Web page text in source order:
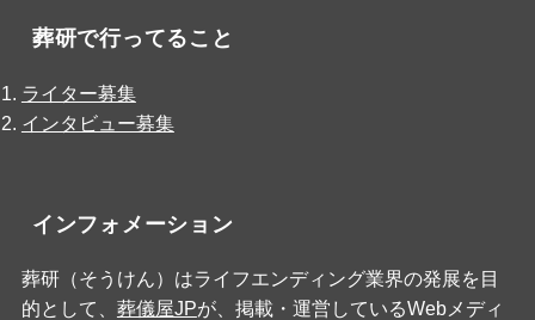
葬研で行ってること
ライター募集
インタビュー募集
インフォメーション
葬研（そうけん）はライフエンディング業界の発展を目
的として、 葬儀屋JPが、掲載・運営しているWebメディ